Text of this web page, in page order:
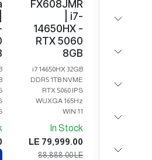
FX608JMR
| i7-
14650HX -
RTX 5060
8GB
i7 14650HX 32GB
DDR5 1TB NVME
RTX 5060 IPS
WUXGA 165Hz
WIN 11
79,999.00
88,888.00LE
In Stock